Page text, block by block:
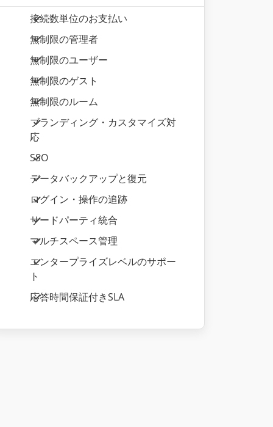
接続数単位のお支払い
無制限の管理者
無制限のユーザー
無制限のゲスト
無制限のルーム
ブランディング・カスタマイズ対
応
SSO
データバックアップと復元
ログイン・操作の追跡
サードパーティ統合
マルチスペース管理
エンタープライズレベルのサポー
ト
応答時間保証付きSLA